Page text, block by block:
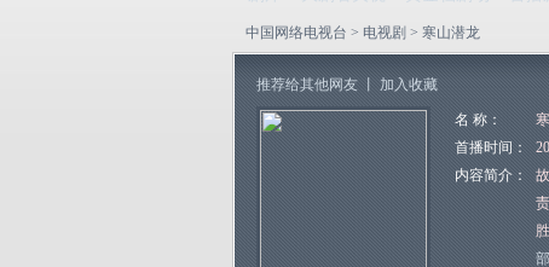
中国网络电视台 > 电视剧 > 寒山潜龙
推荐给其他网友 加入收藏
名 称：
首播时间：
内容简介：